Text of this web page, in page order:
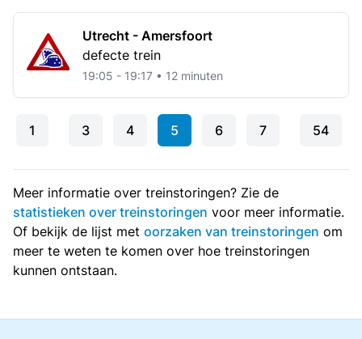
Utrecht - Amersfoort
defecte trein
19:05 - 19:17 • 12 minuten
1 3 4 5 6 7 54
Meer informatie over treinstoringen? Zie de
statistieken over treinstoringen voor meer informatie.
Of bekijk de lijst met oorzaken van treinstoringen om
meer te weten te komen over hoe treinstoringen
kunnen ontstaan.